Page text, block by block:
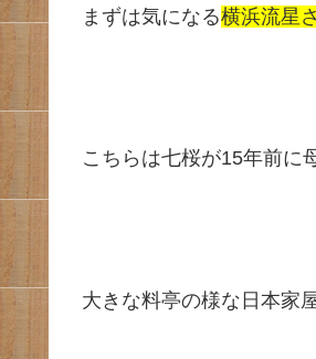
まずは気になる横浜流星
こちらは七桜が15年前に
大きな料亭の様な日本家